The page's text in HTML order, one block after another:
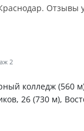
2
колледж (560
26 (730 м),